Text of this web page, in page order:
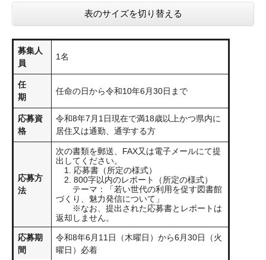
表のサイズを切り替える
募集人
員
1名
任
期
任命の日から令和10年6月30日まで
応募資
格
令和8年7月1日現在で満18歳以上かつ県内に
居住又は通勤、通学する方
応募方
法
次の書類を郵送、FAX又は電子メールにて提
出してください。
1. 応募書（所定の様式）
2. 800字以内のレポート（所定の様式）
テーマ：「若い世代の利用を促す図書館
づくり、魅力発信について」
※なお、提出された応募書とレポートは
返却しません。
応募期
間
令和8年6月11日（木曜日）から6月30日（火
曜日）必着